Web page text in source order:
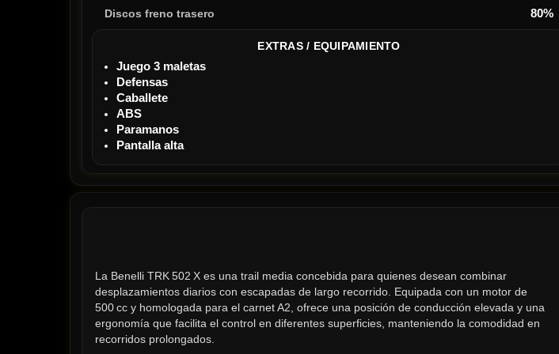
Discos freno trasero
80%
EXTRAS / EQUIPAMIENTO
Juego 3 maletas
Defensas
Caballete
ABS
Paramanos
Pantalla alta
La Benelli TRK 502 X es una trail media concebida para quienes desean combinar
desplazamientos diarios con escapadas de largo recorrido. Equipada con un motor de
500 cc y homologada para el carnet A2, ofrece una posición de conducción elevada y una
ergonomía que facilita el control en diferentes superficies, manteniendo la comodidad en
recorridos prolongados.